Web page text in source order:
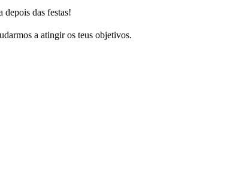
depois das festas!
a atingir os teus objetivos.